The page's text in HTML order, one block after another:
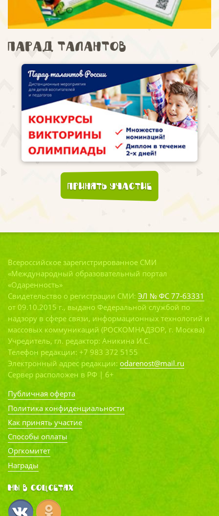
Парад талантов
Принять участие
Всероссийское зарегистрированное СМИ
«Международный образовательный портал
«Одаренность»
Свидетельство о регистрации СМИ: ЭЛ № ФС 77-63331
от 09.10.2015 г., выдано Федеральной службой по
надзору в сфере связи, информационных технологий и
массовых коммуникаций (РОСКОМНАДЗОР, г. Москва)
Учредитель, гл. редактор: Аникина И.С.
Телефон редакции: +7 983 372 5155
Электронный адрес редакции: odarenost@mail.ru
Сервер расположен в РФ | 6+
Публичная оферта
Политика конфиденциальности
Как принять участие
Способы оплаты
Оргкомитет
Награды
Мы в соцсетях